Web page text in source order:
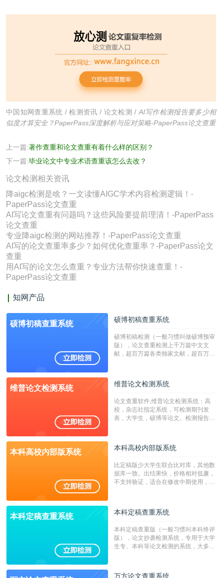
中国知网查重系统 /检测资讯 / 论文检测 /AI写作检测报告要多少相
似度才算安全？PaperPass深度解析与应对策略-PaperPass论文查重
上一篇:著作查重和论文查重有着什么样的区别？
下一篇:毕业论文中专业术语查重该怎么去改？
论文检测相关资讯
降aigc检测是啥？一文读懂AIGC学术内容检测逻辑！-
PaperPass论文查重
AI写论文查重有问题吗？这些风险要提前理清！-PaperPass
论文查重
专业降aigc检测的网站推荐！-PaperPass论文查重
AI写的论文查重率多少？如何优化查重率？-PaperPass论文
查重
用AI写的论文怎么查重？专业方法帮你快速查重！-
PaperPass论文查重
知网产品
硕博初稿查重系统 硕博初稿查重系统
硕博初稿检测（一般习惯叫做硕博预审
版），论文查重检测上千万篇中文文
献，超百万篇各类独家文献，超百万港
校用来检测硕博论文的系统，检测范围
广，数据来源真实，检测算法合理!本
字符数30万）
维普论文检测系统 维普论文检测系统
论文查重软件,维普论文检测系统：高
校，杂志社指定系统，可检测期刊发
表，大学生，硕博等论文。检测报告支
本科高校内部版系统 本科高校内部版系统
比定稿版少大学生联合比对库，其他数
据库一致。出结果快，价格相对低廉，
不支持验证，适合在修改中期使用，定
本科定稿查重系统 本科定稿查重系统
本科定稿查重版（一般习惯叫本科终评
版），论文抄袭检测系统，专用于大学
生专、本科等论文检测的系统，大多数
万方论文查重系统